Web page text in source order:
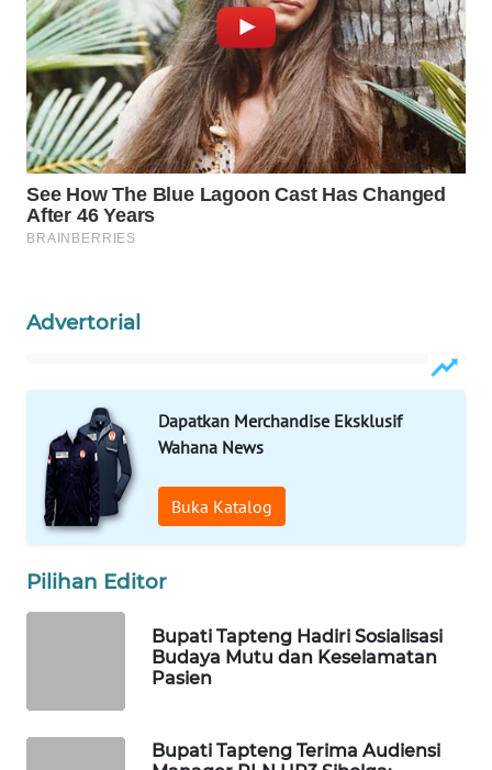
Advertorial
Dapatkan Merchandise Eksklusif
Wahana News
Buka Katalog
Pilihan Editor
Bupati Tapteng Hadiri Sosialisasi
Budaya Mutu dan Keselamatan
Pasien
Bupati Tapteng Terima Audiensi
Wahana
Network
KONSUMEN
LISTRIK
MASYARAKAT
KELISTRIKAN
MARTABAT
NET
PLN
WATCH
MKLI